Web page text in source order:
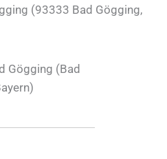
(93333 Bad Gögging,
Gögging (Bad